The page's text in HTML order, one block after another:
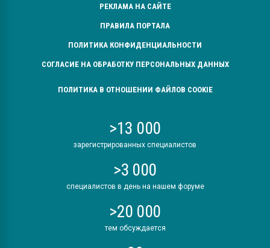
РЕКЛАМА НА САЙТЕ
ПРАВИЛА ПОРТАЛА
ПОЛИТИКА КОНФИДЕНЦИАЛЬНОСТИ
СОГЛАСИЕ НА ОБРАБОТКУ ПЕРСОНАЛЬНЫХ ДАННЫХ
ПОЛИТИКА В ОТНОШЕНИИ ФАЙЛОВ COOKIE
>13 000
зарегистрированных специалистов
>3 000
специалистов в день на нашем форуме
>20 000
тем обсуждается